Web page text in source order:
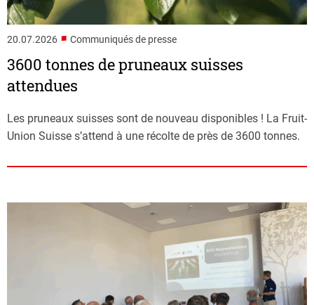
20.07.2026 ■ Communiqués de presse
3600 tonnes de pruneaux suisses
attendues
Les pruneaux suisses sont de nouveau disponibles ! La Fruit-
Union Suisse s’attend à une récolte de près de 3600 tonnes.